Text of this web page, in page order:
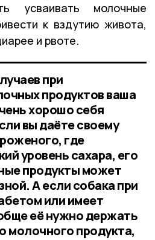
усваивать молочные
к вздутию живота,
и рвоте.
при
продуктов ваша
хорошо себя
вы даёте своему
где
уровень сахара, его
продукты может
А если собака при
или имеет
её нужно держать
молочного продукта,